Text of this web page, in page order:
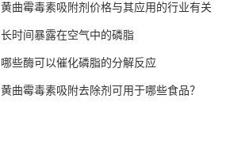
黄曲霉毒素吸附剂价格与其应用的行业有关
长时间暴露在空气中的磷脂
哪些酶可以催化磷脂的分解反应
黄曲霉毒素吸附去除剂可用于哪些食品？